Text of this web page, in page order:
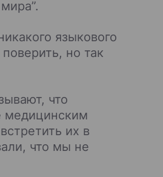
языкового
но так
что
медицинским
их в
что мы не